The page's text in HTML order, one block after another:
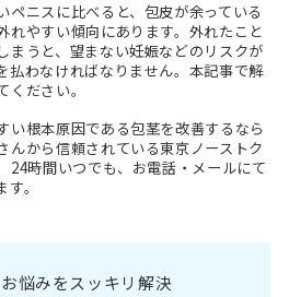
ペニスに比べると、包皮が余っている
れやすい傾向にあります。外れたこと
まうと、望まない妊娠などのリスクが
払わなければなりません。本記事で解
ださい。
い根本原因である包茎を改善するなら
んから信頼されている東京ノーストク
24時間いつでも、お電話・メールにて
。
悩みをスッキリ解決